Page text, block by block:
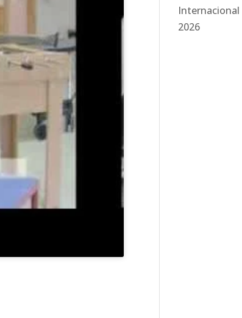
Internacional
2026